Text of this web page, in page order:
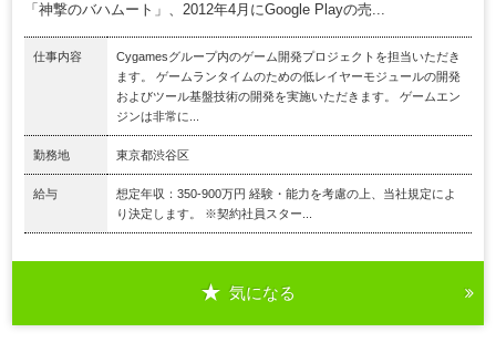
「神撃のバハムート」、2012年4月にGoogle Playの売...
仕事内容
Cygamesグループ内のゲーム開発プロジェクトを担当いただき
ます。 ゲームランタイムのための低レイヤーモジュールの開発
およびツール基盤技術の開発を実施いただきます。 ゲームエン
ジンは非常に...
勤務地 東京都渋谷区
給与
想定年収：350-900万円 経験・能力を考慮の上、当社規定によ
り決定します。 ※契約社員スター...
気になる